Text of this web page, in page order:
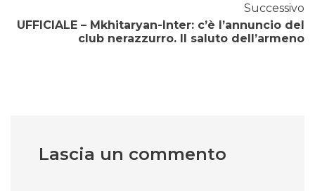
Successivo
UFFICIALE – Mkhitaryan-Inter: c’è l’annuncio del
club nerazzurro. Il saluto dell’armeno
Lascia un commento